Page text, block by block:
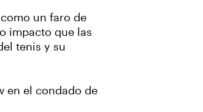
un faro de
impacto que las
tenis y su
en el condado de